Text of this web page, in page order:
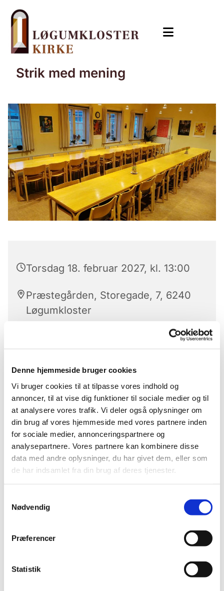
Denne hjemmeside bruger cookies
Vi bruger cookies til at tilpasse vores indhold og
annoncer, til at vise dig funktioner til sociale medier og til
at analysere vores trafik. Vi deler også oplysninger om
din brug af vores hjemmeside med vores partnere inden
for sociale medier, annonceringspartnere og
analysepartnere. Vores partnere kan kombinere disse
data med andre oplysninger, du har givet dem, eller som
de har indsamlet fra din brug af deres tjenester.
Nødvendig
Præferencer
Statistik
Strik med mening
Torsdag 18. februar 2027, kl. 13:00
Præstegården, Storegade, 7, 6240
Løgumkloster
hver torsdag i lige uger kl. 13 i konfirmandstuen
(markedspladsen 7c) hvor de sammen sidder og
strikker til velgørende formål. Man medbringer
selv eget strikketøj, og så er der mulighed for et
par hyggelige timer, hvor man sammen kan få
snakket og stikket. Alle er velkomne